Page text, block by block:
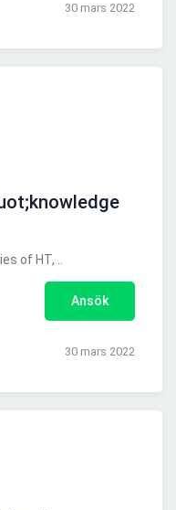
30 mars 2022
of HT, ..
Ansök
30 mars 2022